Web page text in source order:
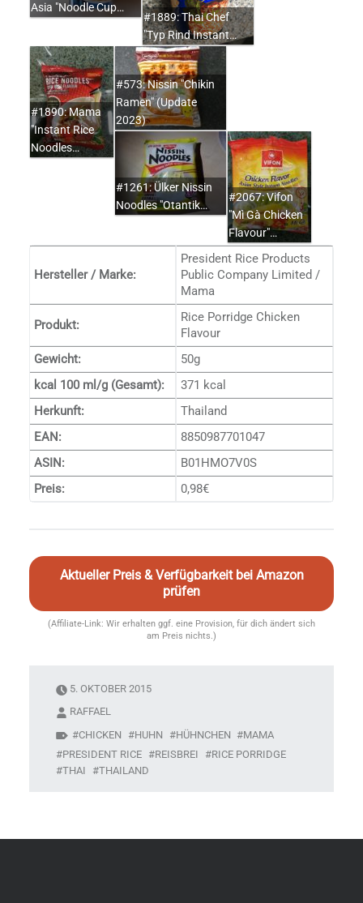
Asia "Noodle Cup…
#1889: Thai Chef
"Typ Rind Instant…
#1890: Mama
"Instant Rice
Noodles…
#573: Nissin "Chikin
Ramen" (Update
2023)
#1261: Ülker Nissin
Noodles "Otantik…
#2067: Vifon
"Mì Gà Chicken
Flavour"…
Hersteller / Marke:
President Rice Products
Public Company Limited /
Mama
Produkt:
Rice Porridge Chicken
Flavour
Gewicht:
50g
kcal 100 ml/g (Gesamt):
371 kcal
Herkunft:
Thailand
EAN:
8850987701047
ASIN:
B01HMO7V0S
Preis:
0,98€
Aktueller Preis & Verfügbarkeit bei Amazon
prüfen
(Affiliate-Link: Wir erhalten ggf. eine Provision, für dich ändert sich
am Preis nichts.)
5. OKTOBER 2015
RAFFAEL
CHICKEN
HUHN HÜHNCHEN
MAMA
PRESIDENT RICE
REISBREI
RICE PORRIDGE
THAI
THAILAND